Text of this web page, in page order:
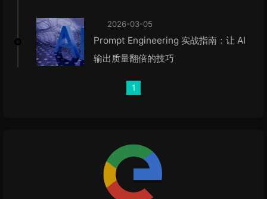
2026-03-05
Prompt Engineering 实战指南：让 AI
输出质量翻倍的技巧
1